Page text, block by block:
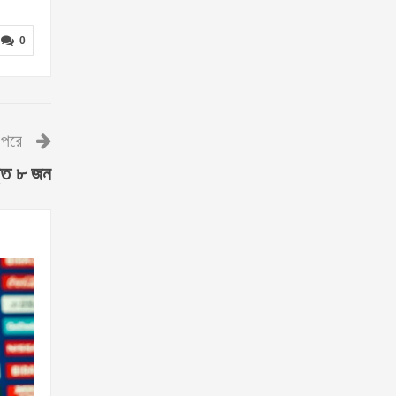
0
পরে
৮ জন